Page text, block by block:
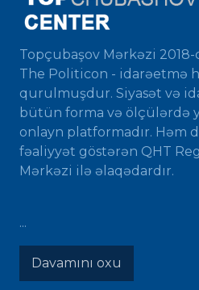
Topçubaşov Mərkəzi
The Politicon - idarəetmə
qurulmuşdur. Siyasət və
bütün forma və ölçülərdə
onlayn platformadır. Həm
fəaliyyət göstərən QHT
Mərkəzi ilə əlaqədardır.
...
Davamını oxu